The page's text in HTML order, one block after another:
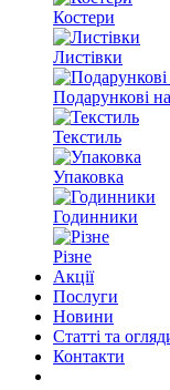
Костери
Листівки
Подарункові
Текстиль
Упаковка
Годинники
Різне
Акції
Послуги
Новини
Статті та
Контакти